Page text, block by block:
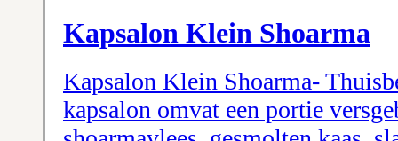
Kapsalon Klein Shoarma
Kapsalon Klein Shoarma-
kapsalon omvat een portie